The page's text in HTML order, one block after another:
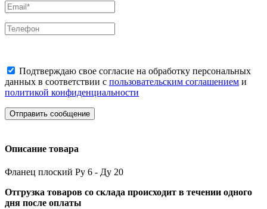
Подтверждаю свое согласие на обработку персональных
данных в соответствии с пользовательским соглашением и
политикой конфиденциальности
Отправить сообщение
Описание товара
Фланец плоский Ру 6 - Ду 20
Отгрузка товаров со склада происходит в течении одного
дня после оплаты